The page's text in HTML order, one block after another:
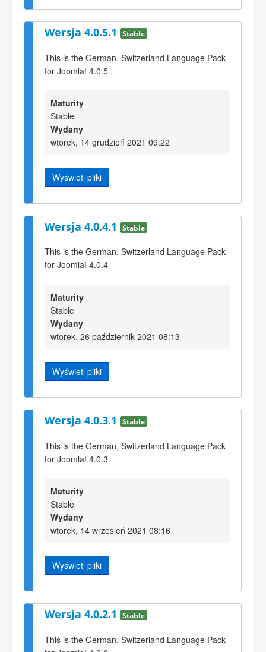
Wersja 4.0.5.1 Stable
This is the German, Switzerland Language Pack
for Joomla! 4.0.5
Maturity
Stable
Wydany
wtorek, 14 grudzień 2021 09:22
Wyświetl pliki
Wersja 4.0.4.1 Stable
This is the German, Switzerland Language Pack
for Joomla! 4.0.4
Maturity
Stable
Wydany
wtorek, 26 październik 2021 08:13
Wyświetl pliki
Wersja 4.0.3.1 Stable
This is the German, Switzerland Language Pack
for Joomla! 4.0.3
Maturity
Stable
Wydany
wtorek, 14 wrzesień 2021 08:16
Wyświetl pliki
Wersja 4.0.2.1 Stable
This is the German, Switzerland Language Pack